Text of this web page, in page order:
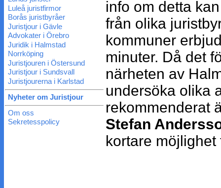
Luleå juristfirmor
Borås juristbyråer
Juristjour i Gävle
Advokater i Örebro
Juridik i Halmstad
Norrköping
Juristjouren i Östersund
Juristjour i Sundsvall
Juristjourerna i Karlstad
Nyheter om Juristjour
Om oss
Sekretesspolicy
info om detta
från olika
kommuner
minuter. Då det
närheten av
undersöka olika
rekommenderat
Stefan
kortare